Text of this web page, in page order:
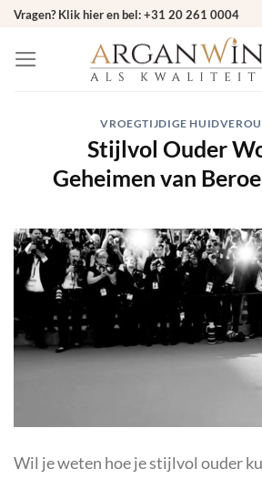
Ga
inhoud
Vragen? Klik hier en bel: +31 20 261 0004
VROEGTIJDIGE
Stijlvol Ouder
Geheimen van
Wil je weten hoe je stijlvol ouder